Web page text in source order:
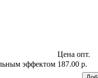
Цена опт.
эффектом 187.00 р.